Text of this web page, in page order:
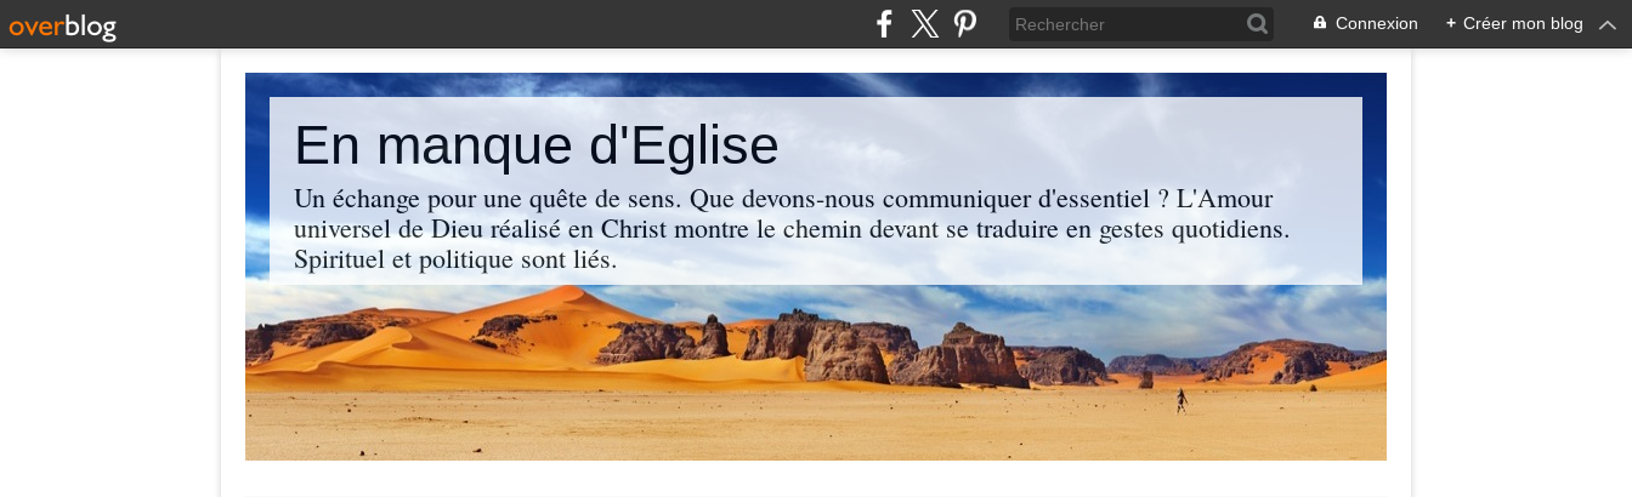
Connexion + Créer mon blog
En manque d'Eglise
Un échange pour une quête de sens. Que devons-nous communiquer d'essentiel ? L'Amour
universel de Dieu réalisé en Christ montre le chemin devant se traduire en gestes quotidiens.
Spirituel et politique sont liés.